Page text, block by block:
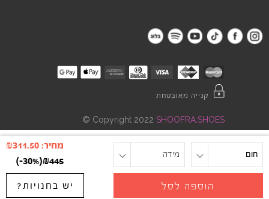
חום מידה
מחיר: ₪311.50
₪445
(
-30%
)
הוספה לסל יש בחנויות?
קנייה מאובטחת
Copyright 2022 SHOOFRA.SHOES
©